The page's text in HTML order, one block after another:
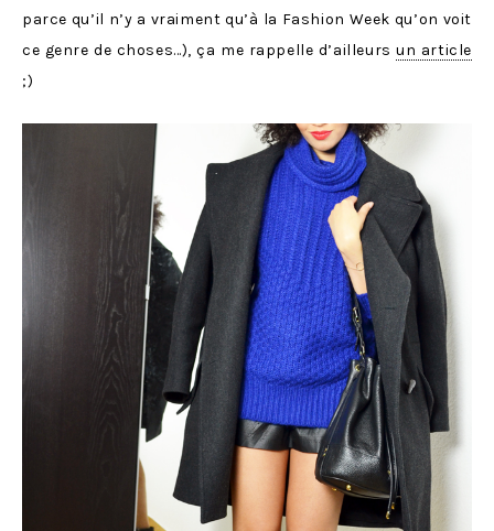
parce qu’il n’y a vraiment qu’à la Fashion Week qu’on voit
ce genre de choses…), ça me rappelle d’ailleursun article
;)